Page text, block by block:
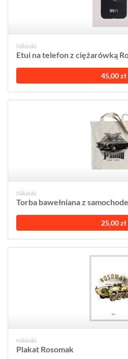
Nikiniki
Etui na telefon z ciężarówką
45,00 zł
Nikiniki
Torba bawełniana z
25,00 zł
Nikiniki
Plakat Rosomak